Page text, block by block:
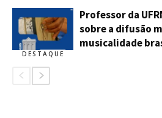
DESTAQUE
Professor da
sobre a difusão
musicalidade